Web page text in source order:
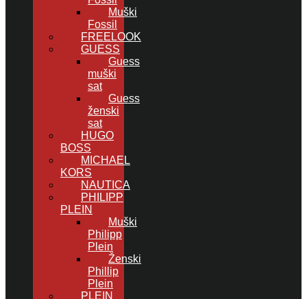
Muški
Fossil
FREELOOK
GUESS
Guess
muški
sat
Guess
ženski
sat
HUGO
BOSS
MICHAEL
KORS
NAUTICA
PHILIPP
PLEIN
Muški
Philipp
Plein
Ženski
Phillip
Plein
PLEIN